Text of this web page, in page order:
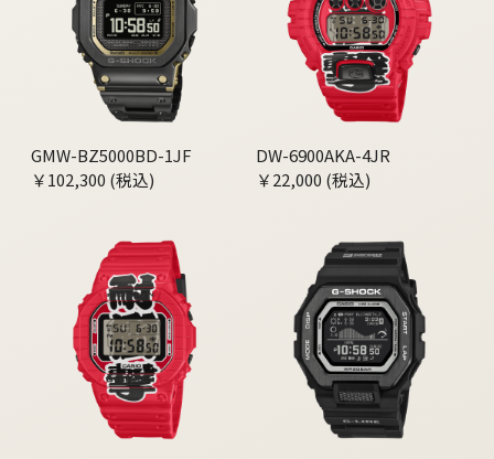
GMW-BZ5000BD-1JF
￥102,300 (税込)
DW-6900AKA-4JR
￥22,000 (税込)